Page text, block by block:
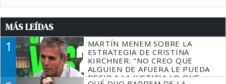
MÁS LEÍDAS
1
MARTÍN MENEM SOBRE LA
ESTRATEGIA DE CRISTINA
KIRCHNER: "NO CREO QUE
ALGUIEN DE AFUERA LE PUEDA
DECIR A LA JUSTICIA LO QUE